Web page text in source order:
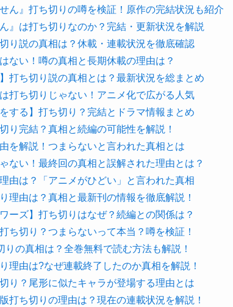
ん』打ち切りの噂を検証！原作の完結状況も紹介
』は打ち切りなのか？完結・更新状況を解説
り説の真相は？休載・連載状況を徹底確認
ない！噂の真相と長期休載の理由は？
打ち切り説の真相とは？最新状況を総まとめ
打ち切りじゃない！アニメ化で広がる人気
する】打ち切り？完結とドラマ情報まとめ
り完結？真相と続編の可能性を解説！
を解説！つまらないと言われた真相とは
ない！最終回の真相と誤解された理由とは？
由は？「アニメがひどい」と言われた真相
理由は？真相と最新刊の情報を徹底解説！
ーズ】打ち切りはなぜ？続編との関係は？
ち切り？つまらないって本当？噂を検証！
りの真相は？全巻無料で読む方法も解説！
理由は?なぜ連載終了したのか真相を解説！
り？尾形に似たキャラが登場する理由とは
打ち切りの理由は？現在の連載状況を解説！